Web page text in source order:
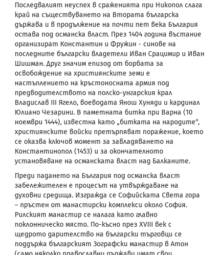
Последвалият неуспех в сраженията при Никопол слага
край на съществуването на Втората българска
държава и в продължение на почти пет века България
остава под османска власт. През 1404 година въстание
организират Константин и Фружин - синове на
последните български владетели Иван Срацимир и Иван
Шишман. Друг значим епизод от борбата за
освобождение на християнските земи е
настъплението на кръстоносната армия под
предводителството на полско-унгарския крал
Владислав III Ягело, воеводата Янош Хуняди и кардинал
Юлиано Чезарини. В паметната битка при Варна (10
ноември 1444), известна като „битката на народите“,
християнските войски претърпяват поражение, което
се оказва ключов момент за завладяването на
Константинопол (1453) и за окончателното
установяване на османската власт над Балканите.
Преди падането на България под османска власт
забележителен е процесът на утвърждаване на
духовни средища. Изгражда се Софийската Света гора
– пръстен от манастирски комплекси около София.
Рилският манастир се налага като главно
поклонническо място. По-късно през XVIII век с
щедрото дарителство на български търговци се
поддържа българският Зографски манастир в Атон